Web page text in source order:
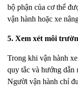
bộ phận của cơ thể
vận hành hoặc xe
5. Xem xét môi
Trong khi vận hành
quy tắc và hướng dẫn
Người vận hành chỉ